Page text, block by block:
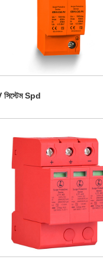
সিস্টেম Spd